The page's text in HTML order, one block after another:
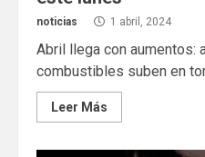
noticias 1 abril, 2024
Abril llega con aumentos:
combustibles suben en
Leer Más